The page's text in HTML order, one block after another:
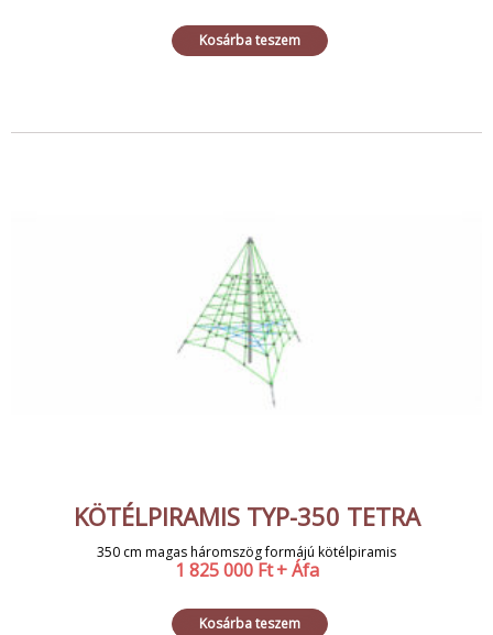
Kosárba teszem
KÖTÉLPIRAMIS TYP-350 TETRA
350 cm magas háromszög formájú kötélpiramis
1 825 000 Ft + Áfa
Kosárba teszem